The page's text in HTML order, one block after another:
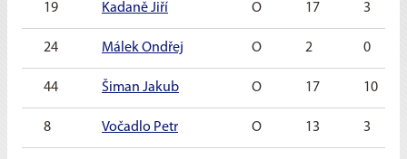
19 Kadaně Jiří O 17 3
24 Málek Ondřej O 2 0
44 Šiman Jakub O 17 10
8 Vočadlo Petr O 13 3